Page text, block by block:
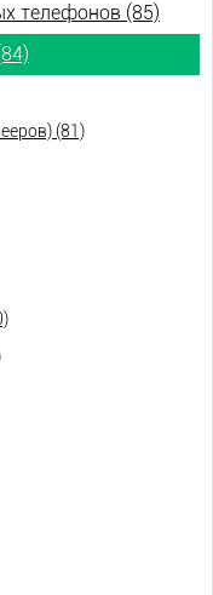
телефонов (85)
(81)